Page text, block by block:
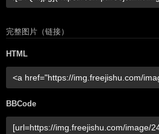
完整图片（链接）
HTML
BBCode